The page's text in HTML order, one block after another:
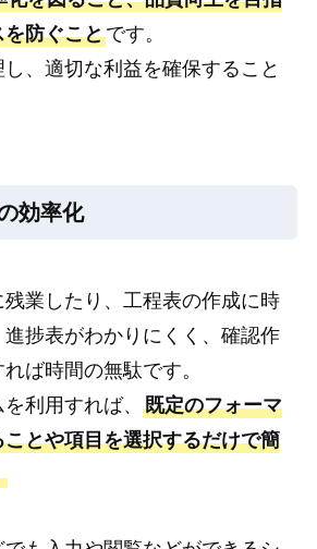
防ぐことです。
、適切な利益を確保すること
効率化
業したり、工程表の作成に時
捗表がわかりにくく、確認作
ば時間の無駄です。
利用すれば、 既定のフォーマ
とや項目を選択するだけで簡